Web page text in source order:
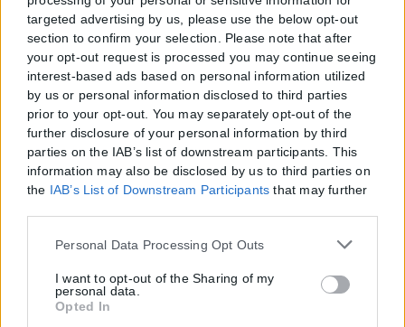
targeted advertising by us, please use the below opt-out
section to confirm your selection. Please note that after
your opt-out request is processed you may continue seeing
interest-based ads based on personal information utilized
by us or personal information disclosed to third parties
prior to your opt-out. You may separately opt-out of the
further disclosure of your personal information by third
parties on the IAB’s list of downstream participants. This
information may also be disclosed by us to third parties on
the IAB’s List of Downstream Participants that may further
Please note that this website/app uses one or more Google
but not limited to your visit or usage behaviour. You may
click to grant or deny consent to Google and its third-party
tags to use your data for below specified purposes in below
Personal Data Processing Opt Outs
I want to opt-out of the Sharing of my
personal data.
Opted In